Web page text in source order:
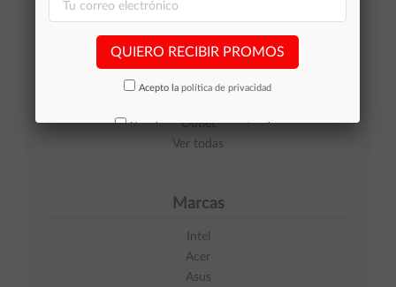
Categorías
Tablets
Outlet
Ver todas
Marcas
Intel
Acer
Asus
QUIERO RECIBIR PROMOS
Acepto la política de privacidad
No volver a mostrar mas este aviso